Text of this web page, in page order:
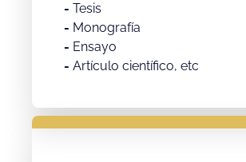
- Tesis
- Monografía
- Ensayo
- Artículo científico, etc